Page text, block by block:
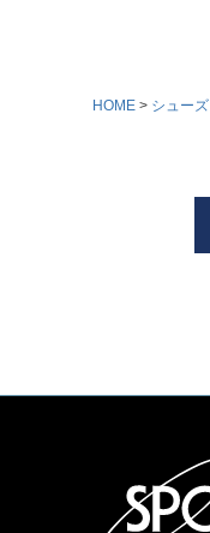
HOME シューズ